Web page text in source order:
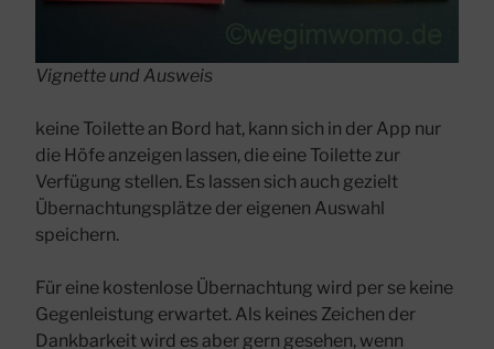
Vignette und Ausweis
keine Toilette an Bord hat, kann sich in der App nur
die Höfe anzeigen lassen, die eine Toilette zur
Verfügung stellen. Es lassen sich auch gezielt
Übernachtungsplätze der eigenen Auswahl
speichern.
Für eine kostenlose Übernachtung wird per se keine
Gegenleistung erwartet. Als keines Zeichen der
Dankbarkeit wird es aber gern gesehen, wenn